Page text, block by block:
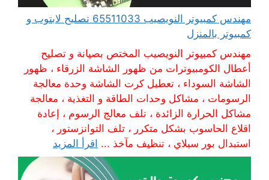
مهندس كمبيوتر النويصيب 65511033 تصليح لابتوب و
كمبيوتر بالمنزل
مهندس كمبيوتر النويصيب المختص بصيانة و تصليح
أعطال الكومبيوترات من ظهور الشاشة الزرقاء ، ظهور
الشاشة السوداء ، تعطيل كرت الشاشة وحدة معالجة
الرسومات ، مشاكل وحدات الطاقة و التغذية ، معالجة
مشاكل الحرارة الزائدة ، تلف معالج الرسوم ، إعادة
اقلاع الحاسوب بشكل متكرر ، تلف التوانزستور ،
استبدال بور سبلاي ، تنظيف مآخذ ... اقرأ المزيد